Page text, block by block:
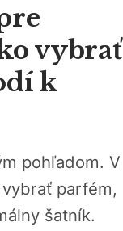
vybrať
k
pohľadom. V
parfém,
šatník.